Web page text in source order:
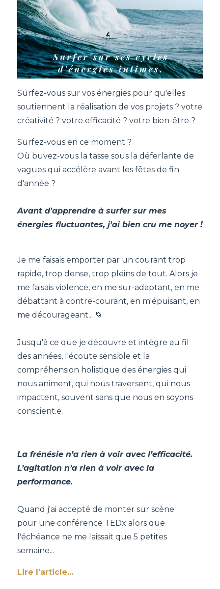
Surfez-vous sur vos énergies pour qu'elles
soutiennent la réalisation de vos projets ? votre
créativité ? votre efficacité ? votre bien-être ?
Surfez-vous en ce moment ?
Où buvez-vous la tasse sous la déferlante de
vagues qui accélère avant les fêtes de fin
d'année ?
Avant d'apprendre à surfer sur mes
énergies fluctuantes, j'ai bien cru me noyer !
Je me faisais emporter par un courant trop
rapide, trop dense, trop pleins de tout. Alors je
me faisais violence, en me sur-adaptant, en me
débattant à contre-courant, en m'épuisant, en
me décourageant... 🌀
Jusqu'à ce que je découvre et intègre au fil
des années, l'écoute sensible et la
compréhension holistique des énergies qui
nous animent, qui nous traversent, qui nous
impactent, souvent sans que nous en soyons
conscient.e.
La frénésie n’a rien à voir avec l’efficacité.
L’agitation n’a rien à voir avec la
performance.
Quand j'ai accepté de monter sur scène
pour une conférence TEDx alors que
l'échéance ne me laissait que 5 petites
semaine...
Lire l'article...